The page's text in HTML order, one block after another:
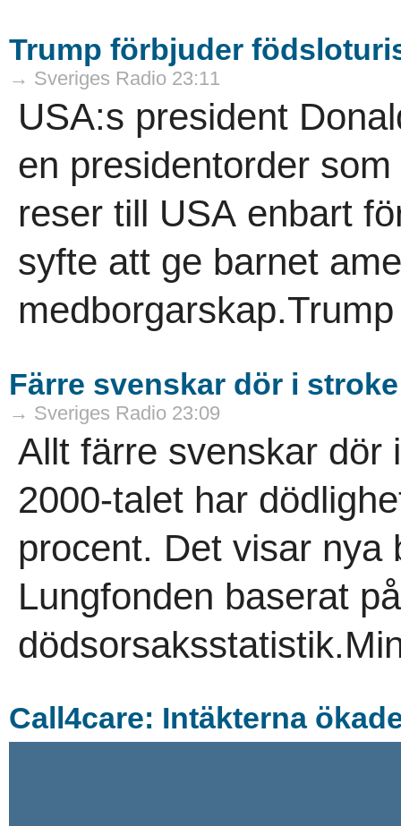
Trump förbjuder
→ Sveriges Radio 23:11
USA:s president
en presidentorder
reser till USA enbart
syfte att ge barnet
Färre svenskar dör i stroke
→ Sveriges Radio 23:09
Allt färre svenskar dör
2000-talet har
procent. Det visar nya
Lungfonden baserat
Call4care: Intäkterna